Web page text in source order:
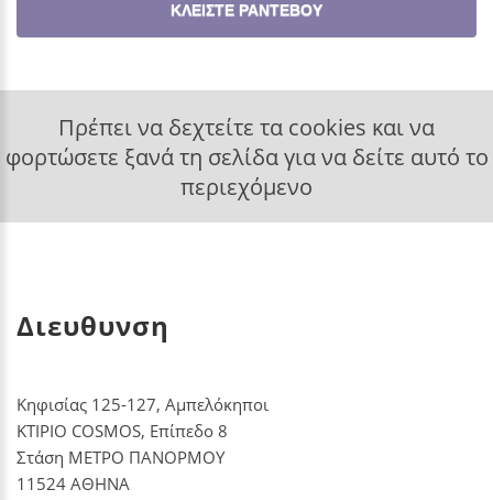
ΚΛΕΙΣΤΕ ΡΑΝΤΕΒΟΥ
Πρέπει να δεχτείτε τα cookies και να
φορτώσετε ξανά τη σελίδα για να δείτε αυτό το
περιεχόμενο
Διευθυνση
Κηφισίας 125-127, Αμπελόκηποι
ΚΤΙΡΙΟ COSMOS, Επίπεδο 8
Στάση ΜΕΤΡΟ ΠΑΝΟΡΜΟΥ
11524 ΑΘΗΝΑ